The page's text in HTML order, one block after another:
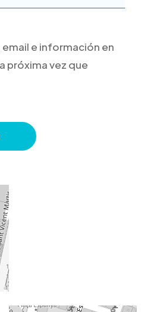
e información en
próxima vez que